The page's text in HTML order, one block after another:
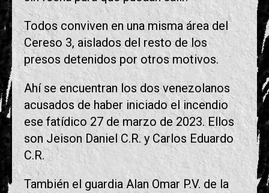
Todos conviven en una misma área del
Cereso 3, aislados del resto de los
presos detenidos por otros motivos.
Ahí se encuentran los dos venezolanos
acusados de haber iniciado el incendio
ese fatídico 27 de marzo de 2023. Ellos
son Jeison Daniel C.R. y Carlos Eduardo
C.R.
También el guardia Alan Omar P.V. de la